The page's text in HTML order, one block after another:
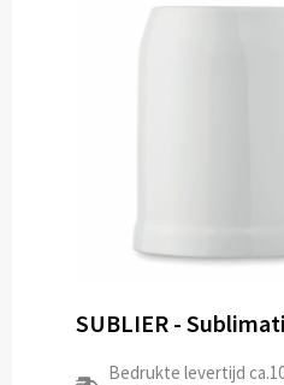
Bedrukte levertijd